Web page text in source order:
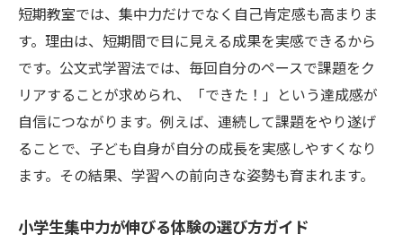
短期教室では、集中力だけでなく自己肯定感も高まりま
す。理由は、短期間で目に見える成果を実感できるから
です。公文式学習法では、毎回自分のペースで課題をク
リアすることが求められ、「できた！」という達成感が
自信につながります。例えば、連続して課題をやり遂げ
ることで、子ども自身が自分の成長を実感しやすくなり
ます。その結果、学習への前向きな姿勢も育まれます。
小学生集中力が伸びる体験の選び方ガイド